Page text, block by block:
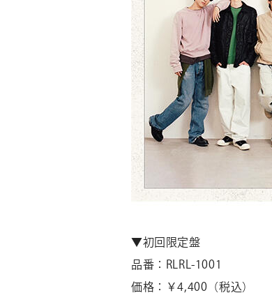
▼初回限定盤
品番：RLRL-1001
価格：￥4,400（税込）